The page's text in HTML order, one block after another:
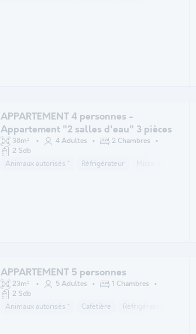
APPARTEMENT 4 personnes -
Appartement "2 salles d'eau" 3 pièces
38m² 4 Adultes
2 Chambres
2 Sdb
Animaux autorisés * Réfrigérateur
APPARTEMENT 5 personnes
23m² 5 Adultes
1 Chambres
2 Sdb
Animaux autorisés * Cafetière Réfrigérateur